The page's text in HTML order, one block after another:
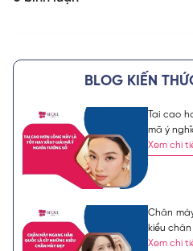
BLOG KIẾN
Tai cao
mã ý
Xem chi
Chân
kiểu
Xem chi